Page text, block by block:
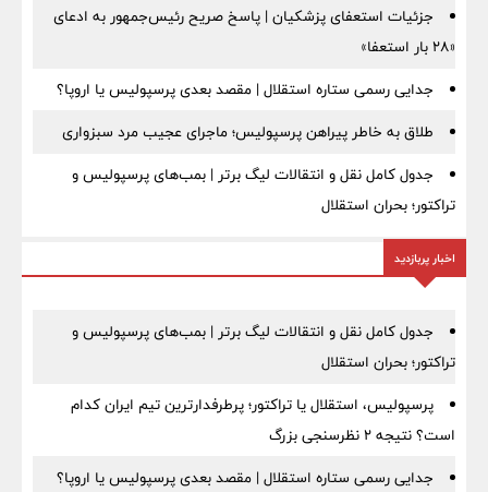
جزئیات استعفای پزشکیان | پاسخ صریح رئیس‌جمهور به ادعای
«۲۸ بار استعفا»
جدایی رسمی ستاره استقلال | مقصد بعدی پرسپولیس یا اروپا؟
طلاق به خاطر پیراهن پرسپولیس؛ ماجرای عجیب مرد سبزواری
جدول کامل نقل و انتقالات لیگ برتر | بمب‌های پرسپولیس و
تراکتور؛ بحران استقلال
اخبار پربازدید
جدول کامل نقل و انتقالات لیگ برتر | بمب‌های پرسپولیس و
تراکتور؛ بحران استقلال
پرسپولیس، استقلال یا تراکتور؛ پرطرفدارترین تیم ایران کدام
است؟ نتیجه ۲ نظرسنجی بزرگ
جدایی رسمی ستاره استقلال | مقصد بعدی پرسپولیس یا اروپا؟